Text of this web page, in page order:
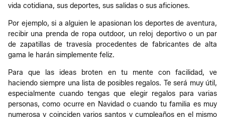
vida cotidiana, sus deportes, sus salidas o sus aficiones.
Por ejemplo, si a alguien le apasionan los deportes de aventura,
recibir una prenda de ropa outdoor, un reloj deportivo o un par
de zapatillas de travesía procedentes de fabricantes de alta
gama le harán simplemente feliz.
Para que las ideas broten en tu mente con facilidad, ve
haciendo siempre una lista de posibles regalos. Te será muy útil,
especialmente cuando tengas que elegir regalos para varias
personas, como ocurre en Navidad o cuando tu familia es muy
numerosa y coinciden varios santos y cumpleaños en el mismo